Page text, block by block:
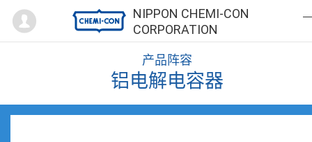
NIPPON CHEMI-CON
CORPORATION
Mypage
产品阵容
铝电解电容器